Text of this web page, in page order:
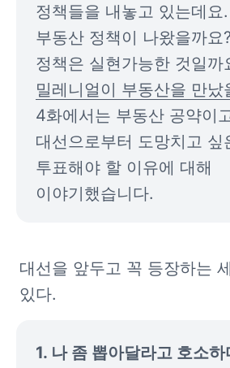
정책들을 내놓고 있는데요
부동산 정책이 나왔을까요
정책은 실현가능한 것일까
밀레니얼이 부동산을 만났
4화에서는 부동산 공약이
대선으로부터 도망치고 싶
투표해야 할 이유에 대해
이야기했습니다.
대선을 앞두고 꼭 등장하는
있다.
1. 나 좀 뽑아달라고 호소